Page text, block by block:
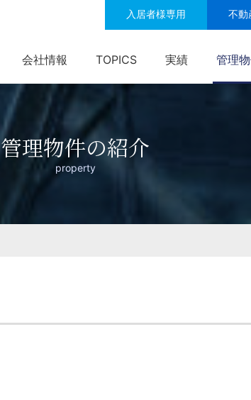
入居者様専用 不動
会社情報 TOPICS 実績 管理
管理物件の紹介
property